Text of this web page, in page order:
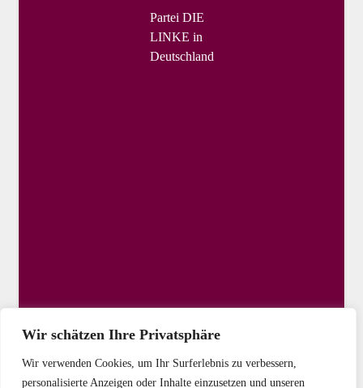
Wir schätzen Ihre Privatsphäre
Wir verwenden Cookies, um Ihr Surferlebnis zu verbessern,
personalisierte Anzeigen oder Inhalte einzusetzen und unseren
Partei DIE
LINKE in
Deutschland